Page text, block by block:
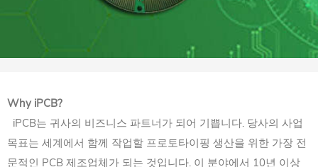
Why iPCB?
iPCB는 귀사의 비즈니스 파트너가 되어 기쁩니다. 당사의 사업
목표는 세계에서 함께 작업할 프로토타이핑 생산을 위한 가장 전
문적인 PCB 제조업체가 되는 것입니다. 이 분야에서 10년 이상